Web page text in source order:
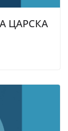
ЦАРСКА